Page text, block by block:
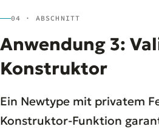
04 · ABSCHNITT
Anwendung 3:
Konstruktor
Ein Newtype mit privatem
Konstruktor-Funktion